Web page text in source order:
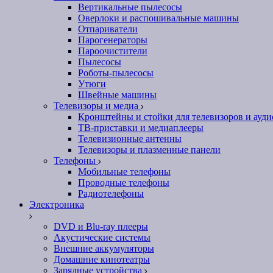
Вертикальные пылесосы
Оверлоки и распошивальные машины
Отпариватели
Парогенераторы
Пароочистители
Пылесосы
Роботы-пылесосы
Утюги
Швейные машины
Телевизоры и медиа
Кронштейны и стойки для телевизоров и
ТВ-приставки и медиаплееры
Телевизионные антенны
Телевизоры и плазменные панели
Телефоны
Мобильные телефоны
Проводные телефоны
Радиотелефоны
Электроника
DVD и Blu-ray плееры
Акустические системы
Внешние аккумуляторы
Домашние кинотеатры
Зарядные устройства